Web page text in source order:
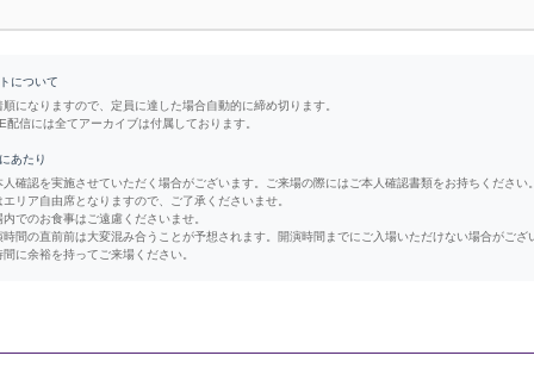
について
なりますので、定員に達した場合自動的に締め切ります。
には全てアーカイブは付属しております。
あたり
認を実施させていただく場合がございます。ご来場の際にはご本人確認書類をお持ちください。
ア自由席となりますので、ご了承くださいませ。
のお食事はご遠慮くださいませ。
の直前前は大変混み合うことが予想されます。開演時間までにご入場いただけない場合がござ
に余裕を持ってご来場ください。